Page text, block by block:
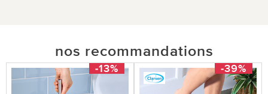
nos recommandations
-13% -39%